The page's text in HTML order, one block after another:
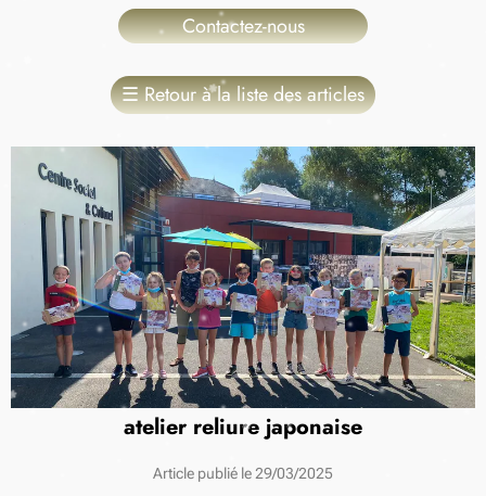
Contactez-nous
☰Retour à la liste des articles
atelier reliure japonaise
Article publié le 29/03/2025